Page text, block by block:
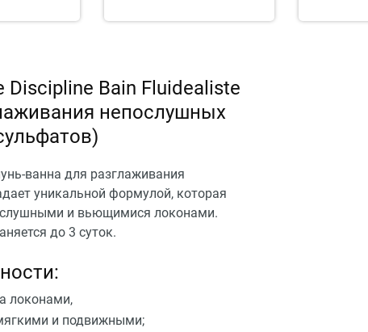
Discipline Bain Fluidealiste
непослушных
ванна для разглаживания
уникальной формулой, которая
и вьющимися локонами.
до 3 суток.
локонами,
и подвижными;